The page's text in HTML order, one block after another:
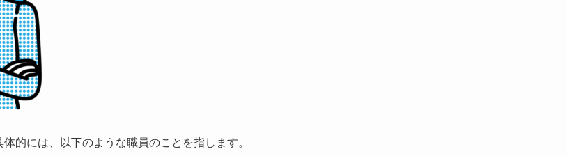
的には、以下のような職員のことを指します。